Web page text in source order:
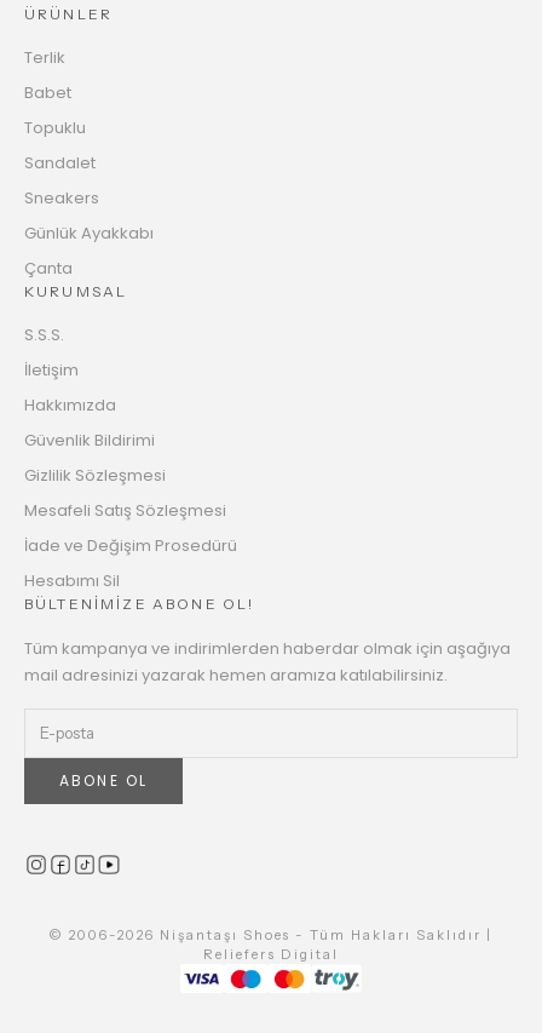
ÜRÜNLER
Terlik
Babet
Topuklu
Sandalet
Sneakers
Günlük Ayakkabı
Çanta
KURUMSAL
S.S.S.
İletişim
Hakkımızda
Güvenlik Bildirimi
Gizlilik Sözleşmesi
Mesafeli Satış Sözleşmesi
İade ve Değişim Prosedürü
Hesabımı Sil
BÜLTENİMİZE ABONE OL!
Tüm kampanya ve indirimlerden haberdar olmak için aşağıya
mail adresinizi yazarak hemen aramıza katılabilirsiniz.
ABONE OL
© 2006-2026 Nişantaşı Shoes - Tüm Hakları Saklıdır |
Reliefers Digital